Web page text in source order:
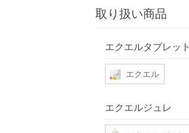
取り扱い商品
エクエルタブレット
エクエル
エクエルジュレ